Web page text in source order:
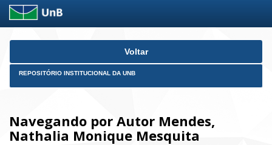
Skip
Voltar
REPOSITÓRIO INSTITUCIONAL DA UNB
Navegando por Autor Mendes,
Nathalia Monique Mesquita